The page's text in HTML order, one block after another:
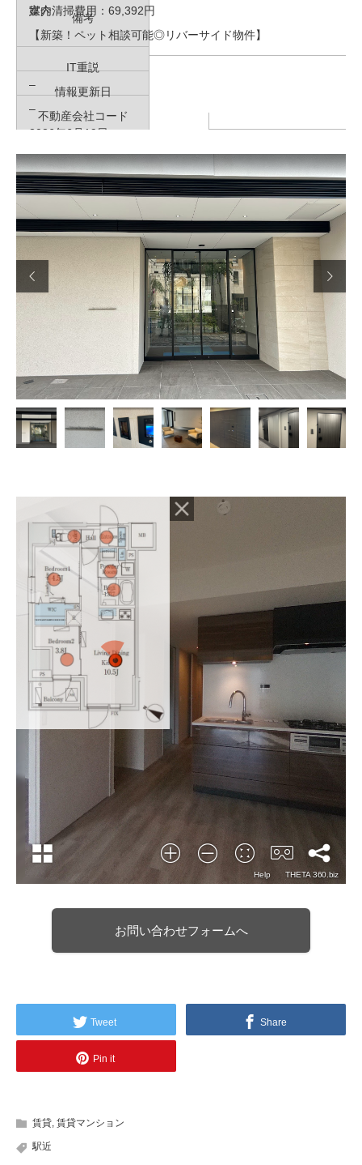
室内清掃費用：69,392円
媒介
【新築！ペット相談可能◎リバーサイド物件】
備考
–
IT重説
–
情報更新日
2026年6月19日
次回情報更新予定日
2026年6月26日
不動産会社コード
–
物件管理コード
–
 
お問い合わせフォームへ
Tweet Share
Pin it
賃貸 賃貸マンション
駅近